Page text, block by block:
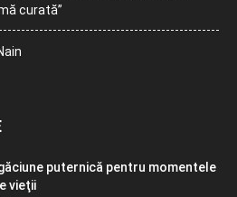
curată”
puternică pentru momentele
vieţii